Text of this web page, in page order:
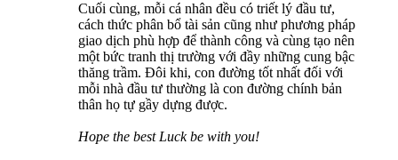
Cuối cùng, mỗi cá nhân đều có triết lý đầu tư,
cách thức phân bổ tài sản cũng như phương pháp
giao dịch phù hợp để thành công và cùng tạo nên
một bức tranh thị trường với đầy những cung bậc
thăng trầm. Đôi khi, con đường tốt nhất đối với
mỗi nhà đầu tư thường là con đường chính bản
thân họ tự gầy dựng được.
Hope the best Luck be with you!